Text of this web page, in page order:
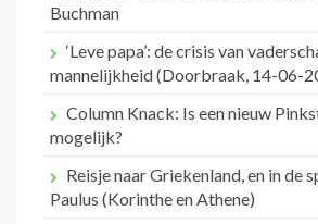
Buchman
‘Leve papa’: de crisis van
mannelijkheid (Doorbraak, 14-06-
Column Knack: Is een nieuw
mogelijk?
Reisje naar Griekenland, en in de
Paulus (Korinthe en Athene)